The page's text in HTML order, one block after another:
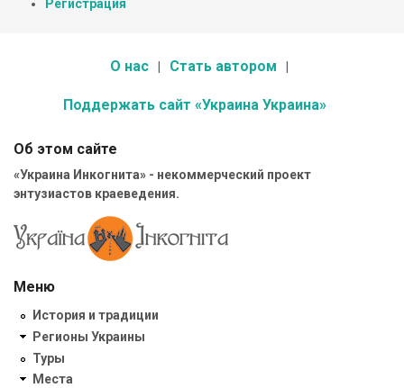
Регистрация
О нас Стать автором
Поддержать сайт «Украина Украина»
Об этом сайте
«Украина Инкогнита» - некоммерческий проект
энтузиастов краеведения.
Меню
История и традиции
Регионы Украины
Туры
Места